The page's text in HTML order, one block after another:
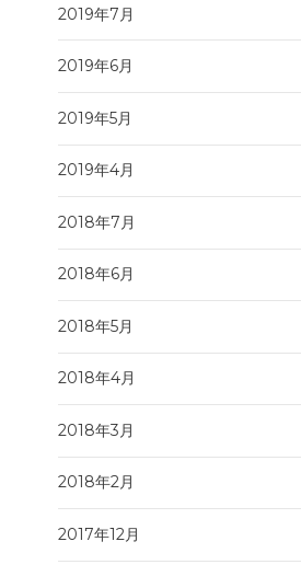
2019年7月
2019年6月
2019年5月
2019年4月
2018年7月
2018年6月
2018年5月
2018年4月
2018年3月
2018年2月
2017年12月